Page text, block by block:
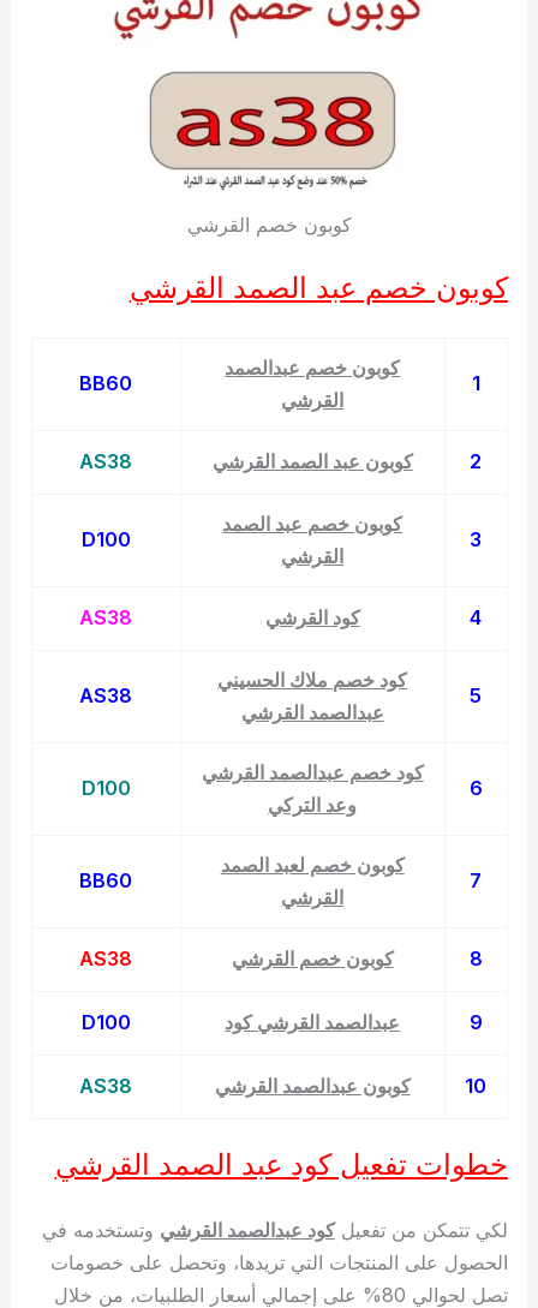
كوبون خصم القرشي
كوبون خصم عبد الصمد القرشي
1
كوبون خصم عبدالصمد
القرشي
BB60
2 كوبون عبد الصمد القرشي AS38
3
كوبون خصم عبد الصمد
القرشي
D100
4 كود القرشي AS38
5
كود خصم ملاك الحسيني
عبدالصمد القرشي
AS38
6
كود خصم عبدالصمد القرشي
وعد التركي
D100
7
كوبون خصم لعبد الصمد
القرشي
BB60
8 كوبون خصم القرشي AS38
9 عبدالصمد القرشي كود D100
10 كوبون عبدالصمد القرشي AS38
خطوات تفعيل كود عبد الصمد القرشي
لكي تتمكن من تفعيلكود عبدالصمد القرشي وتستخدمه في
الحصول على المنتجات التي تريدها، وتحصل على خصومات
تصل لحوالي 80% على إجمالي أسعار الطلبيات، من خلال